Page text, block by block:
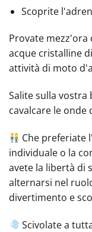
Scoprite
Provate
acque cristalline
attività di moto
Salite sulla vostra
cavalcare le onde
Che preferiate
individuale o la
avete la libertà di
alternarsi nel
divertimento e
Scivolate a